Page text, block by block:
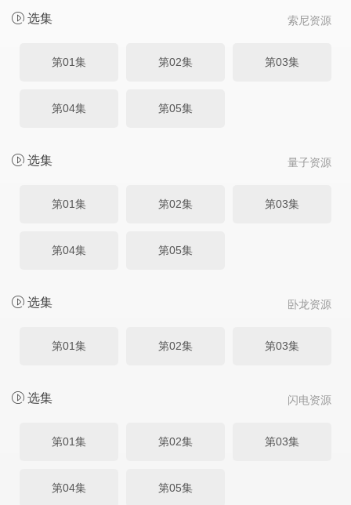
索尼资源
选集
第01集 第02集 第03集
第04集 第05集
量子资源
选集
第01集 第02集 第03集
第04集 第05集
卧龙资源
选集
第01集 第02集 第03集
闪电资源
选集
第01集 第02集 第03集
第04集 第05集